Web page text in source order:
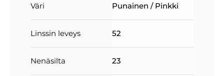
Väri Punainen / Pinkki
Linssin leveys 52
Nenäsilta 23